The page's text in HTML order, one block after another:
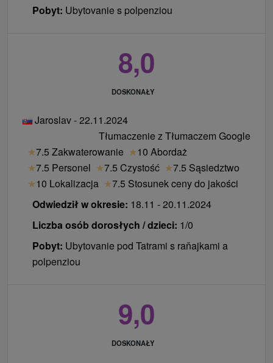
Pobyt: Ubytovanie s polpenziou
8,0
DOSKONAŁY
Jaroslav - 22.11.2024
Tłumaczenie z Tłumaczem Google
★7.5 Zakwaterowanie ★10 Abordaż
★7.5 Personel ★7.5 Czystość ★7.5 Sąsiedztwo
★10 Lokalizacja ★7.5 Stosunek ceny do jakości
Odwiedził w okresie: 18.11 - 20.11.2024
Liczba osób dorosłych / dzieci: 1/0
Pobyt: Ubytovanie pod Tatrami s raňajkami a
polpenziou
9,0
DOSKONAŁY